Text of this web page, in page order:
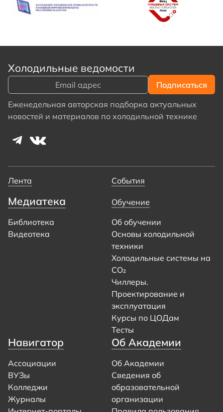
Холодильные ведомости
Еженедельная авторская подборка актуальных
новостей и материалов по холодильной технике
Лента События
Медиатека
Библиотека
Видеотека
Обучение
Об обучении
Основы холодильной
техники
Холодильные системы на
CO₂
Чиллеры.
Проектирование и
эксплуатация
Курсы по ЦОДам
Тесты
Навигатор
Ассоциации
ВУЗы
Колледжи
Журналы
Об Академии
Об Академии
Сведения об
образовательной
организации